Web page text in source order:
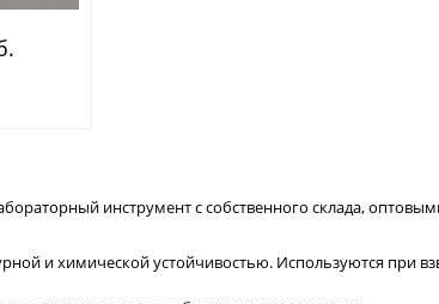
инструмент с собственного склада,
и химической устойчивостью. Используются при